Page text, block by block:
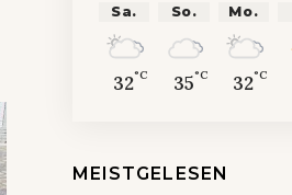
Sa.
32°C
So.
35°C
Mo.
32°C
MEISTGELESEN